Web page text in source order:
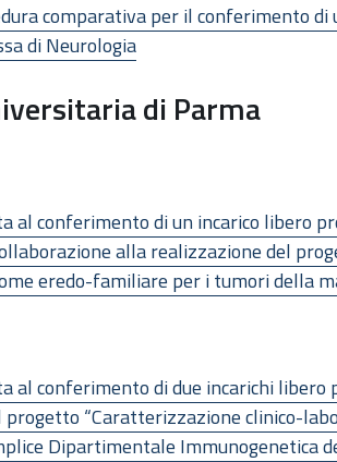
comparativa per il conferimento
di Neurologia
di Parma
conferimento di un incarico libero
alla realizzazione del
eredo-familiare per i tumori della
al conferimento di due incarichi
“Caratterizzazione clinico-
Dipartimentale Immunogenetica